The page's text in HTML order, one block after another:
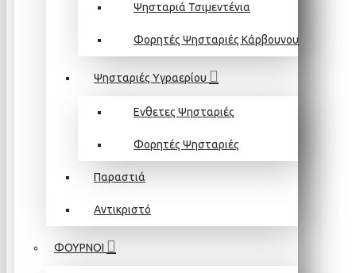
Ψησταριά Τσιμεντένια
Φορητές Ψησταριές Κάρβουνου
Ψησταριές Υγραερίου
Ενθετες Ψησταριές
Φορητές Ψησταριές
Παραστιά
Αντικριστό
ΦΟΥΡΝΟΙ